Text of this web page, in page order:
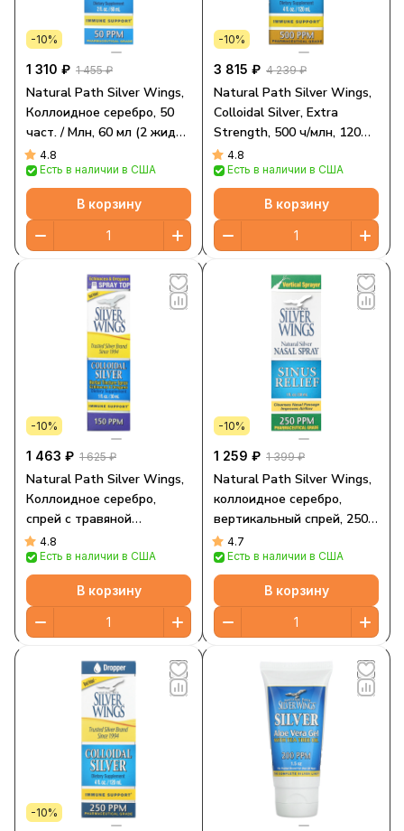
-10%
1 310 ₽ 1 455 ₽
Natural Path Silver Wings,
Коллоидное серебро, 50
част. / Млн, 60 мл (2 жидк.
Унции)
4.8
Есть в наличии в США
В корзину
-10%
3 815 ₽ 4 239 ₽
Natural Path Silver Wings,
Colloidal Silver, Extra
Strength, 500 ч/млн, 120
мл (4 жидких унции)
4.8
Есть в наличии в США
В корзину
-10%
1 463 ₽ 1 625 ₽
Natural Path Silver Wings,
Коллоидное серебро,
спрей с травяной
настойкой, 150 ч/млн, 1
жидк. унц. (30 мл)
4.8
Есть в наличии в США
В корзину
-10%
1 259 ₽ 1 399 ₽
Natural Path Silver Wings,
коллоидное серебро,
вертикальный спрей, 250
част./млн, 30 мл (1 жидк.
унция) (250 част./млн в 8
распылениях)
4.7
Есть в наличии в США
В корзину
-10%